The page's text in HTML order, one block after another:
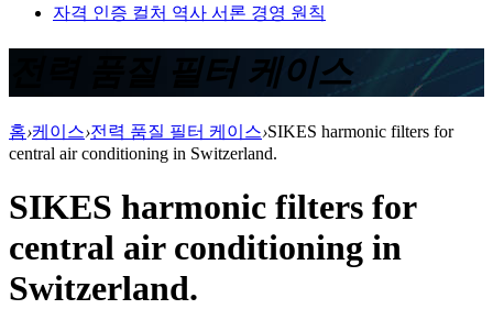
자격 인증 컬처 역사 서론 경영 원칙
전력 품질 필터 케이스
홈›케이스›전력 품질 필터 케이스›SIKES harmonic filters for
central air conditioning in Switzerland.
SIKES harmonic filters for
central air conditioning in
Switzerland.